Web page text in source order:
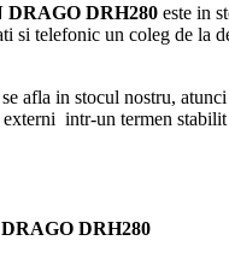
DRAGO DRH280 este in
si telefonic un coleg de la
afla in stocul nostru,
intr-un termen stabilit
DRH280